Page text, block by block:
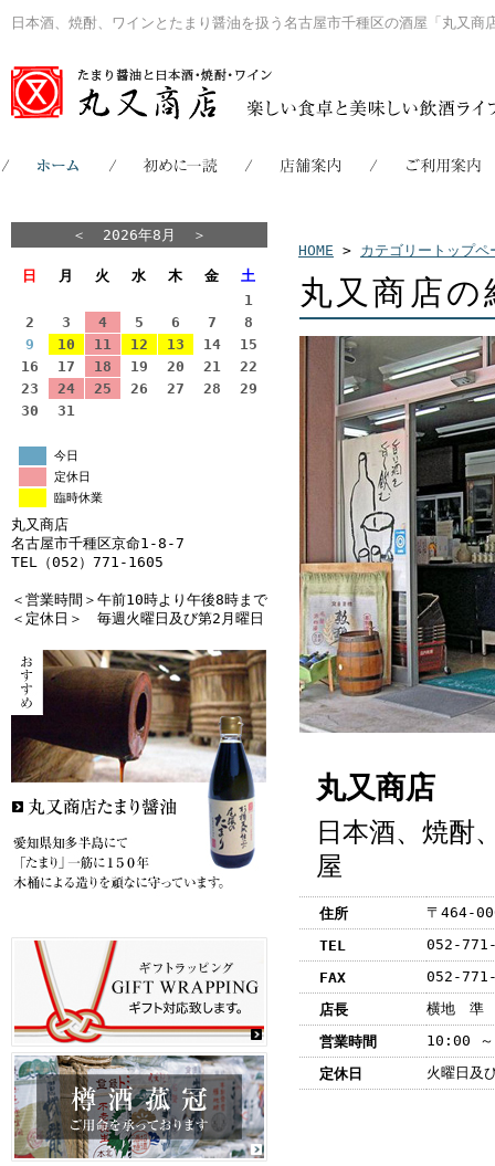
日本酒、焼酎、ワインとたまり醤油を扱う名古屋市千種区の酒屋「丸又商
＜ 2026年8月 ＞
日 月 火 水 木 金 土
1
2
3 4 5 6 7
8
9
10 11 12 13 14
15
16
17 18 19 20 21
22
23
24 25 26 27 28
29
30
31
今日
定休日
臨時休業
丸又商店
名古屋市千種区京命1-8-7
TEL（052）771-1605
＜営業時間＞午前10時より午後8時まで
＜定休日＞ 毎週火曜日及び第2月曜日
HOME > カテゴリートップペ
丸又商店の
丸又商店
日本酒、焼酎
屋
住所
〒464-
TEL
052-
FAX
052-
店長
横地 準
営業時間
10:00
定休日
火曜日及